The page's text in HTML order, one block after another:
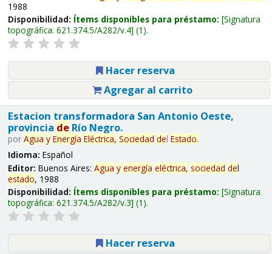
1988
Disponibilidad: Ítems disponibles para préstamo: Signatura
topográfica: 621.374.5/A282/v.4 (1).
Hacer reserva
Agregar al carrito
Estacion transformadora San Antonio Oeste,
provincia deRío Negro.
por Agua y Energía Eléctrica, Sociedad del Estado.
Idioma: Español
Editor: Buenos Aires: Agua y energía eléctrica, sociedad del
estado, 1988
Disponibilidad: Ítems disponibles para préstamo: Signatura
topográfica: 621.374.5/A282/v.3 (1).
Hacer reserva